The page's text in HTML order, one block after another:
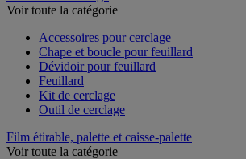
Voir toute la catégorie
Accessoires pour cerclage
Chape et boucle pour feuillard
Dévidoir pour feuillard
Feuillard
Kit de cerclage
Outil de cerclage
Film étirable, palette et caisse-palette
Voir toute la catégorie